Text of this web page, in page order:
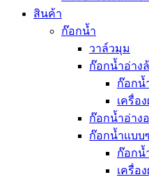
สินค้า
ก๊อกน้ำ
วาล์วมุม
ก๊อกน้ำอ่าง
ก๊อกน้
เครื่อ
ก๊อกน้ำอ่าง
ก๊อกน้ำแบบ
ก๊อกน้
เครื่อ